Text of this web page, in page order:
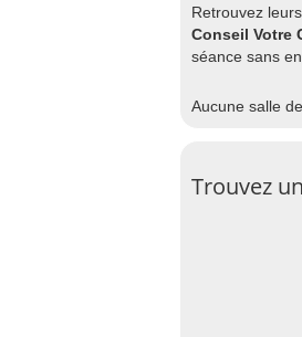
Retrouvez
Conseil Votre
séance sans
Aucune salle
Trouvez